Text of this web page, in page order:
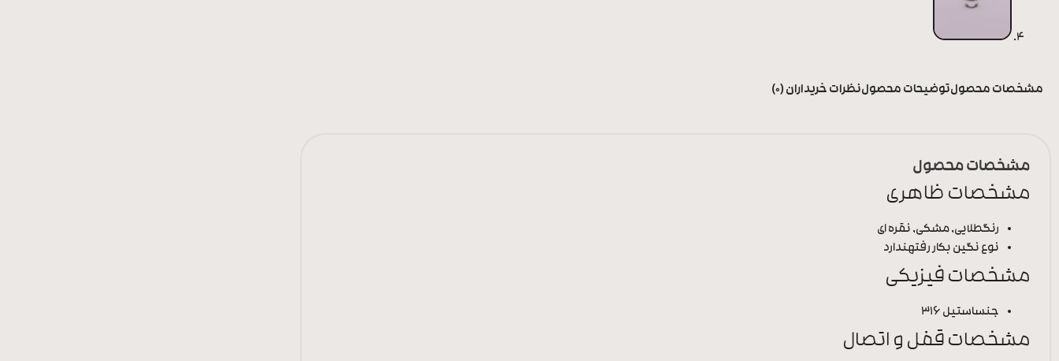
مشخصات محصولتوضیحات محصولنظرات خریداران (0)
مشخصات محصول
مشخصات ظاهری
رنگطلایی, مشکی, نقره ای
نوع نگین بکار رفتهندارد
مشخصات فیزیکی
جنساستیل 316
مشخصات قفل و اتصال